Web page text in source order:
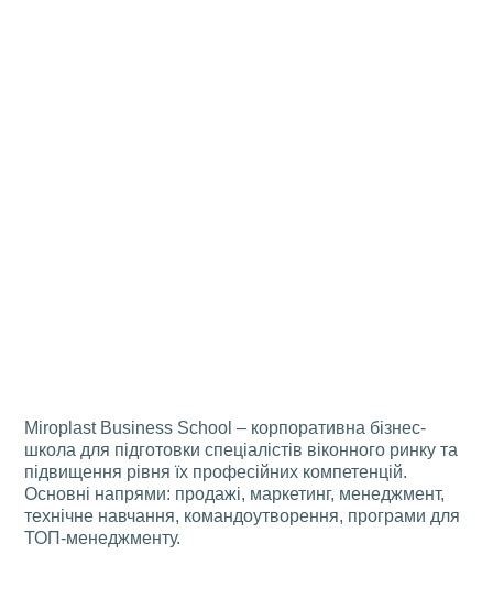
Miroplast Business School – корпоративна бізнес-
школа для підготовки спеціалістів віконного ринку та
підвищення рівня їх професійних компетенцій.
Основні напрями: продажі, маркетинг, менеджмент,
технічне навчання, командоутворення, програми для
ТОП-менеджменту.